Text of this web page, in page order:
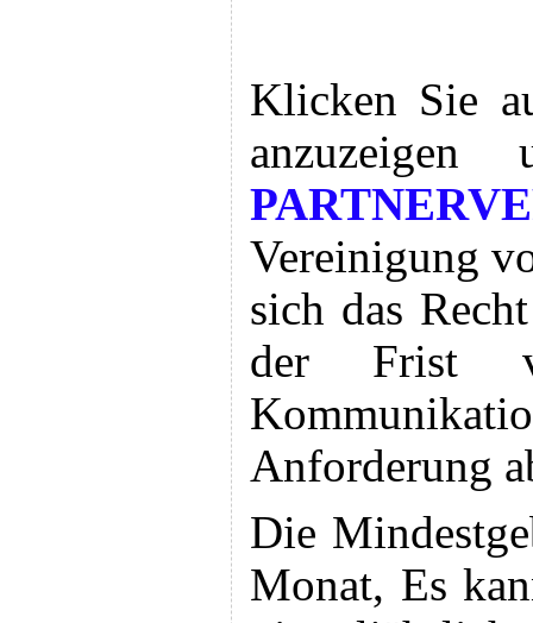
Klicken Sie
anzuzeigen
Vereinigung
sich das
der Frist
Anforderung
Die
Monat, Es